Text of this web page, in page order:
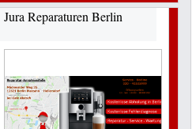
Jura Reparaturen Berlin